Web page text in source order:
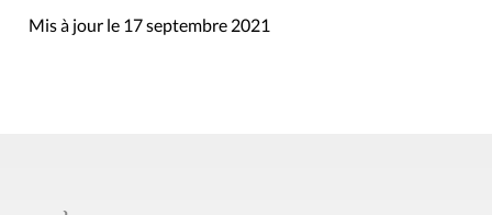
Mis à jour le 17 septembre 2021